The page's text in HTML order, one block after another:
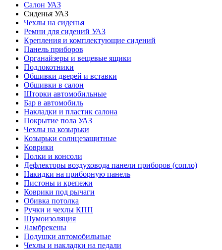
Салон УАЗ
Сиденья УАЗ
Чехлы на сиденья
Ремни для сидений УАЗ
Крепления и комплектующие сидений
Панель приборов
Органайзеры и вещевые ящики
Подлокотники
Обшивки дверей и вставки
Обшивки в салон
Шторки автомобильные
Бар в автомобиль
Накладки и пластик салона
Покрытие пола УАЗ
Чехлы на козырьки
Козырьки солнцезащитные
Коврики
Полки и консоли
Дефлекторы воздуховода панели приборов (сопло)
Накидки на приборную панель
Пистоны и крепежи
Коврики под рычаги
Обивка потолка
Ручки и чехлы КПП
Шумоизоляция
Ламбрекены
Подушки автомобильные
Чехлы и накладки на педали